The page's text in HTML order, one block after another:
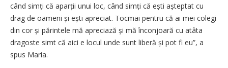
când simți că aparții unui loc, când simți că ești așteptat cu
drag de oameni și ești apreciat. Tocmai pentru că ai mei colegi
din cor și părintele mă apreciază și mă înconjoară cu atâta
dragoste simt că aici e locul unde sunt liberă și pot fi eu”, a
spus Maria.